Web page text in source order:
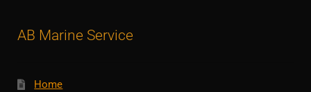
AB Marine Service
Home